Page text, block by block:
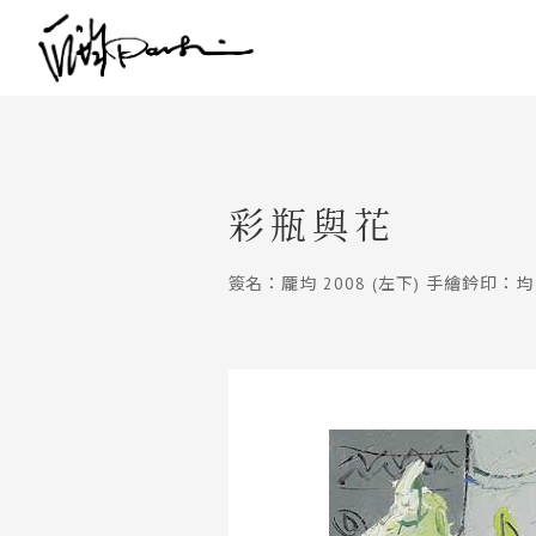
彩瓶與花
簽名：龎均 2008 (左下) 手繪鈐印：